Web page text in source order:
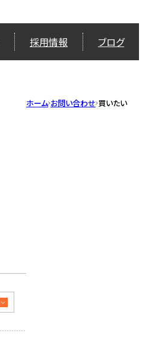
採用情報 ブログ
ホーム お問い合わせ 買いたい